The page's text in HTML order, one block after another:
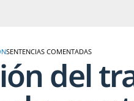
SENTENCIAS COMENTADAS
del